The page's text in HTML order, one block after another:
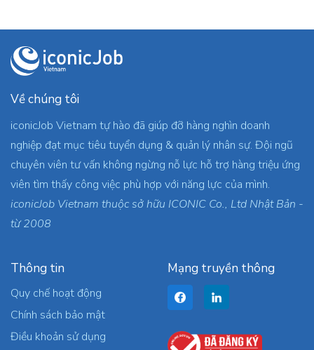
Về chúng tôi
iconicJob Vietnam tự hào đã giúp đỡ hàng nghìn doanh
nghiệp đạt mục tiêu tuyển dụng & quản lý nhân sự. Đội ngũ
chuyên viên tư vấn không ngừng nỗ lực hỗ trợ hàng triệu ứng
viên tìm thấy công việc phù hợp với năng lực của mình.
iconicJob Vietnam thuộc sở hữu ICONIC Co., Ltd Nhật Bản -
từ 2008
Thông tin
Quy chế hoạt động
Chính sách bảo mật
Điều khoản sử dụng
Mạng truyền thông